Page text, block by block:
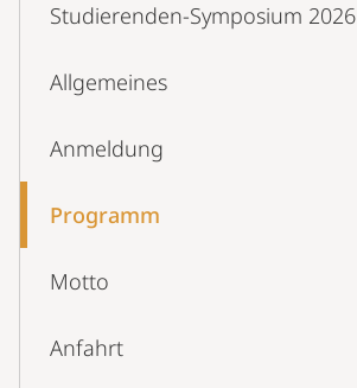
NavigationStudierenden-Symposium 2026
Allgemeines
Anmeldung
Programm
Motto
Anfahrt